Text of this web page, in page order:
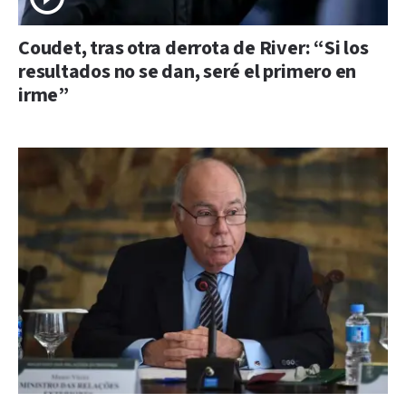
Coudet, tras otra derrota de River: “Si los
resultados no se dan, seré el primero en
irme”